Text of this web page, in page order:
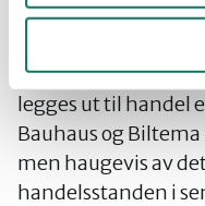
hva som skal
realiteten kan
bygningsloven er
legges ut til handel
Bauhaus og
men haugevis av
handelsstanden i